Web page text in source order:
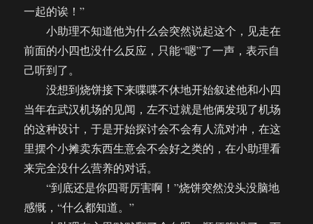
一起的诶！”
小助理不知道他为什么会突然说起这个，见走在
前面的小四也没什么反应，只能“嗯”了一声，表示自
己听到了。
没想到烧饼接下来喋喋不休地开始叙述他和小四
当年在武汉机场的见闻，左不过就是他俩发现了机场
的这种设计，于是开始探讨会不会有人流对冲，在这
里摆个小摊卖东西生意会不会好之类的，在小助理看
来完全没什么营养的对话。
“到底还是你四哥厉害啊！”烧饼突然没头没脑地
感慨，“什么都知道。”